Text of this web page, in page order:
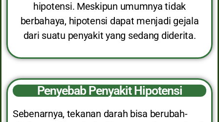
hipotensi. Meskipun umumnya tidak
berbahaya, hipotensi dapat menjadi gejala
dari suatu penyakit yang sedang diderita.
Penyebab Penyakit Hipotensi
Sebenarnya, tekanan darah bisa berubah-